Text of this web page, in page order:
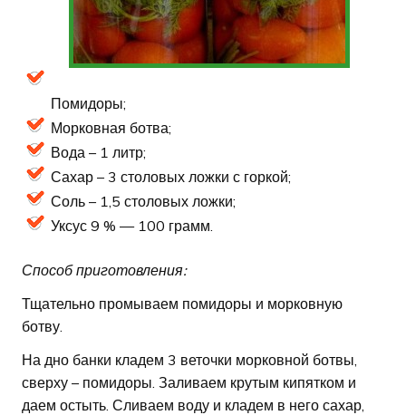
Помидоры;
Морковная ботва;
Вода – 1 литр;
Сахар – 3 столовых ложки с горкой;
Соль – 1,5 столовых ложки;
Уксус 9 % — 100 грамм.
Способ приготовления:
Тщательно промываем помидоры и морковную
ботву.
На дно банки кладем 3 веточки морковной ботвы,
сверху – помидоры. Заливаем крутым кипятком и
даем остыть. Сливаем воду и кладем в него сахар,